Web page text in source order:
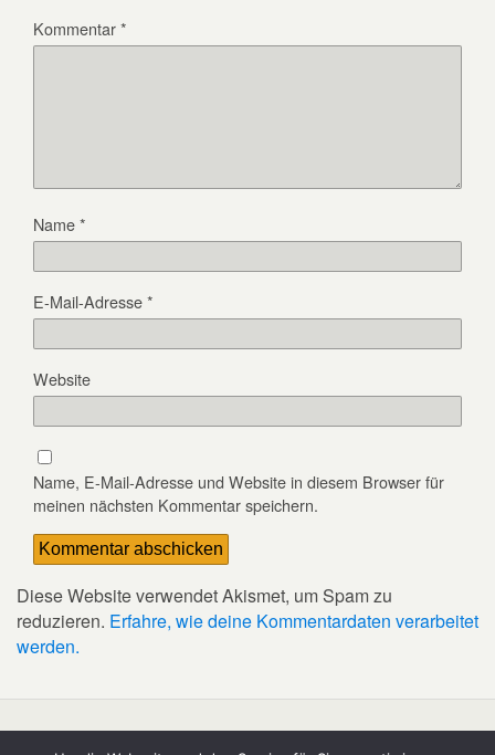
Kommentar*
Name*
E-Mail-Adresse*
Website
Name, E-Mail-Adresse und Website in diesem Browser für
meinen nächsten Kommentar speichern.
Diese Website verwendet Akismet, um Spam zu
reduzieren. Erfahre, wie deine Kommentardaten verarbeitet
werden.